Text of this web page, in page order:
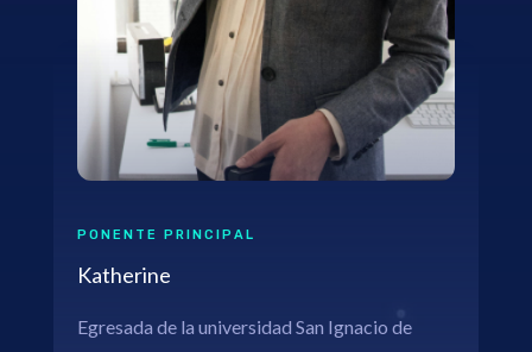
PONENTE PRINCIPAL
Katherine
Egresada de la universidad San Ignacio de